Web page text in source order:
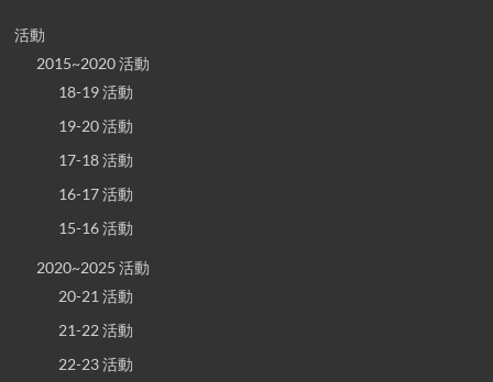
活動
2015~2020 活動
18-19 活動
19-20 活動
17-18 活動
16-17 活動
15-16 活動
2020~2025 活動
20-21 活動
21-22 活動
22-23 活動